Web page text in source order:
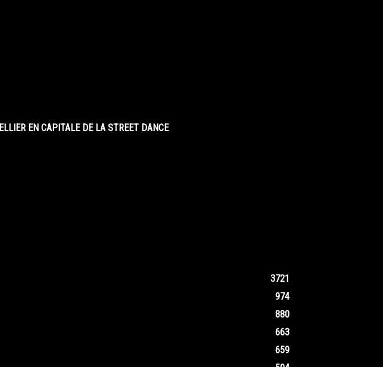
EN CAPITALE DE LA STREET DANCE
3721
974
880
663
659